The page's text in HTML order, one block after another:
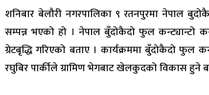
शनिबार बेलौरी नगरपालिका ९ रतनपुरमा नेपाल
सम्पन्न भएको हो । नेपाल बुँदोकैदो फुल कन्ट्यान्टो
ग्रेटबृद्धि गरिएको बताए । कार्यक्रममा बुँदोकैदो फुल
रघुबिर पार्कीले ग्रामिण भेगबाट खेलकुदको विकास हुने